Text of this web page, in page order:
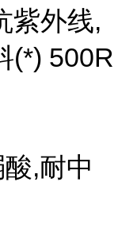
紫外线,
(*) 500R
,耐中